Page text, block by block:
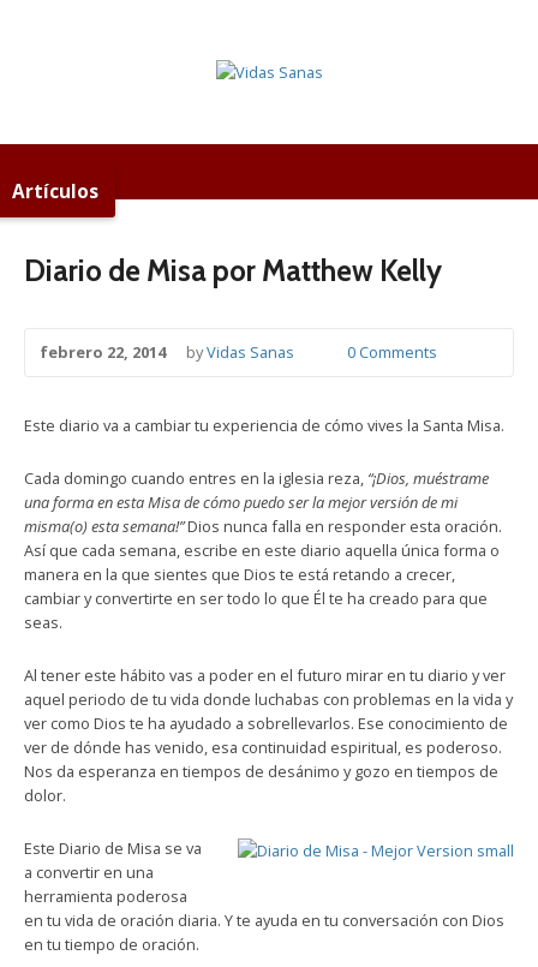
Artículos
Diario de Misa por Matthew Kelly
febrero 22, 2014 byVidas Sanas 0 Comments
Este diario va a cambiar tu experiencia de cómo vives la Santa Misa.
Cada domingo cuando entres en la iglesia reza, “¡Dios, muéstrame
una forma en esta Misa de cómo puedo ser la mejor versión de mi
misma(o) esta semana!”Dios nunca falla en responder esta oración.
Así que cada semana, escribe en este diario aquella única forma o
manera en la que sientes que Dios te está retando a crecer,
cambiar y convertirte en ser todo lo que Él te ha creado para que
seas.
Al tener este hábito vas a poder en el futuro mirar en tu diario y ver
aquel periodo de tu vida donde luchabas con problemas en la vida y
ver como Dios te ha ayudado a sobrellevarlos. Ese conocimiento de
ver de dónde has venido, esa continuidad espiritual, es poderoso.
Nos da esperanza en tiempos de desánimo y gozo en tiempos de
dolor.
Este Diario de Misa se va
a convertir en una
herramienta poderosa
en tu vida de oración diaria. Y te ayuda en tu conversación con Dios
en tu tiempo de oración.